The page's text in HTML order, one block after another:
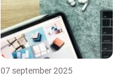
07 september 2025